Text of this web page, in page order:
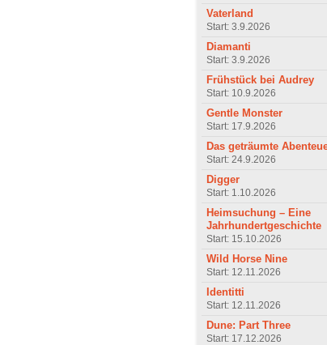
Vaterland
Start: 3.9.2026
Diamanti
Start: 3.9.2026
Frühstück bei Audrey
Start: 10.9.2026
Gentle Monster
Start: 17.9.2026
Das geträumte
Start: 24.9.2026
Digger
Start: 1.10.2026
Heimsuchung – Eine
Jahrhundertgeschichte
Start: 15.10.2026
Wild Horse Nine
Start: 12.11.2026
Identitti
Start: 12.11.2026
Dune: Part Three
Start: 17.12.2026